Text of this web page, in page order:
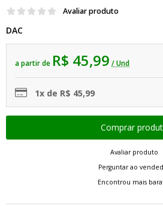
Avaliar produto
DAC
a partir de R$ 45,99 / Und
1x de R$ 45,99
Avaliar produto
Perguntar ao
Encontrou mais